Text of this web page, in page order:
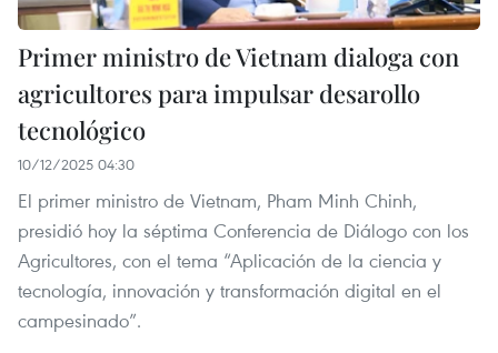
Primer ministro de Vietnam dialoga con
agricultores para impulsar desarollo
tecnológico
10/12/2025 04:30
El primer ministro de Vietnam, Pham Minh Chinh,
presidió hoy la séptima Conferencia de Diálogo con los
Agricultores, con el tema “Aplicación de la ciencia y
tecnología, innovación y transformación digital en el
campesinado”.